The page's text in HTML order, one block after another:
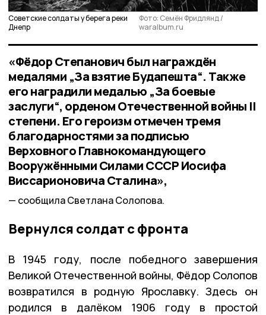
Советские солдаты у берега реки
Днепр
Фото: Семён Фридлянд /
waralbum.ru
«Фёдор Степанович был награждён
медалями „За взятие Будапешта“. Также
его наградили медалью „За боевые
заслуги“, орденом Отечественной войны II
степени. Его героизм отмечен тремя
благодарностями за подписью
Верховного Главнокомандующего
Вооружёнными Силами СССР Иосифа
Виссарионовича Сталина»,
сообщила Светлана Солопова.
Вернулся солдат с фронта
В 1945 году, после победного завершения
Великой Отечественной войны, Фёдор Солопов
возвратился в родную Ярославку. Здесь он
родился в далёком 1906 году в простой